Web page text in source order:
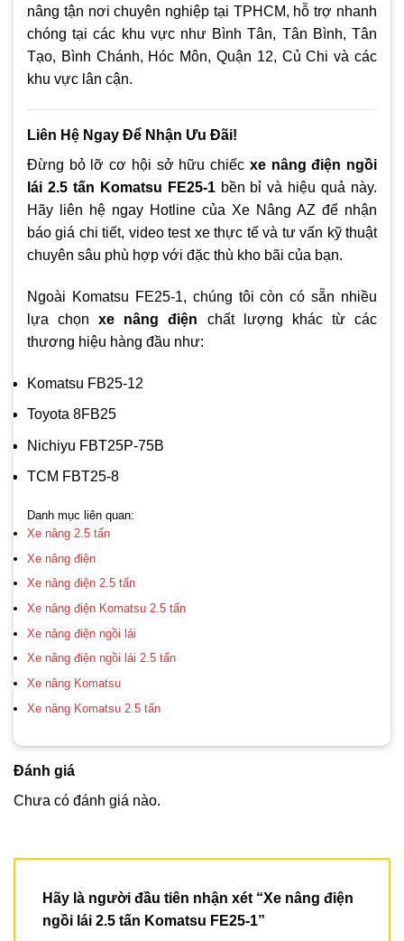
nâng tận nơi chuyên nghiệp tại TPHCM, hỗ trợ nhanh
chóng tại các khu vực như Bình Tân, Tân Bình, Tân
Tạo, Bình Chánh, Hóc Môn, Quận 12, Củ Chi và các
khu vực lân cận.
Liên Hệ Ngay Để Nhận Ưu Đãi!
Đừng bỏ lỡ cơ hội sở hữu chiếc xe nâng điện ngồi
lái 2.5 tấn Komatsu FE25-1bền bỉ và hiệu quả này.
Hãy liên hệ ngay Hotline của Xe Nâng AZ để nhận
báo giá chi tiết, video test xe thực tế và tư vấn kỹ thuật
chuyên sâu phù hợp với đặc thù kho bãi của bạn.
Ngoài Komatsu FE25-1, chúng tôi còn có sẵn nhiều
lựa chọnxe nâng điện chất lượng khác từ các
thương hiệu hàng đầu như:
Komatsu FB25-12
Toyota 8FB25
Nichiyu FBT25P-75B
TCM FBT25-8
Danh mục liên quan:
Xe nâng 2.5 tấn
Xe nâng điện
Xe nâng điện 2.5 tấn
Xe nâng điện Komatsu 2.5 tấn
Xe nâng điện ngồi lái
Xe nâng điện ngồi lái 2.5 tấn
Xe nâng Komatsu
Xe nâng Komatsu 2.5 tấn
Đánh giá
Chưa có đánh giá nào.
Hãy là người đầu tiên nhận xét “Xe nâng điện
ngồi lái 2.5 tấn Komatsu FE25-1”